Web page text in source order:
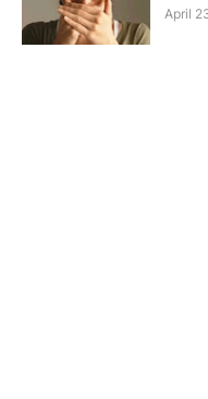
April